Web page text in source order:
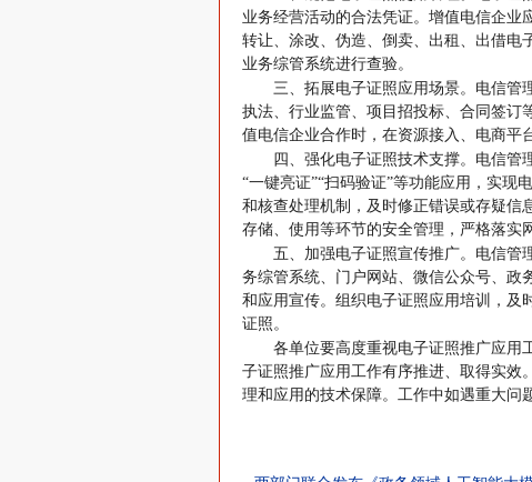
业务经营活动的合法凭证。增值电信企业
转让、涂改、伪造、倒卖、出租、出借电
业务综管系统进行查验。
三、拓展电子证照应用场景。电信管
执法、行业监管、项目招投标、合同签订
值电信企业合作时，在资源接入、电商平
四、强化电子证照技术支撑。电信管
“一键亮证”“扫码验证”等功能应用，实现
和核查处理机制，及时修正错误或存疑信
存储、使用等环节的安全管理，严格落实
五、加强电子证照宣传推广。电信管
务综管系统、门户网站、微信公众号、政
和应用宣传。组织电子证照应用培训，及
证照。
各单位要高度重视电子证照推广应用
子证照推广应用工作有序推进、取得实效
理和应用的技术保障。工作中如遇重大问